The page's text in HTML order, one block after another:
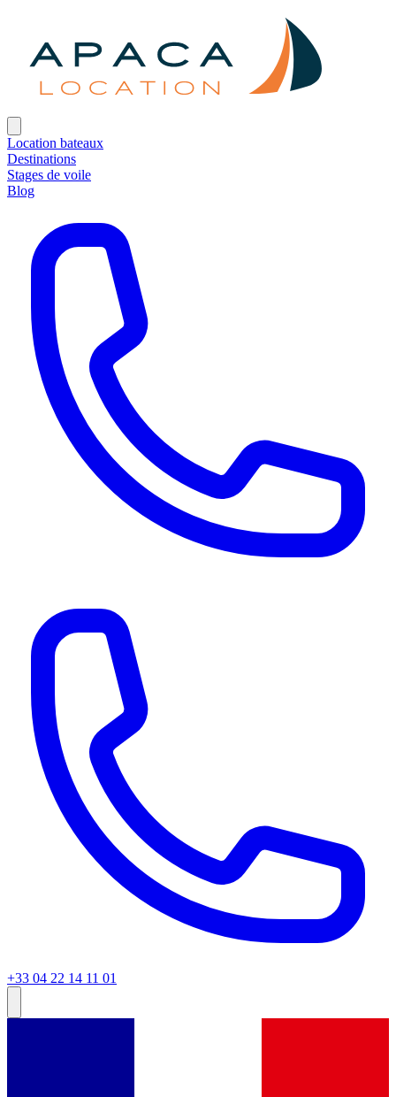
Location bateaux
Destinations
Stages de voile
Blog
+33 04 22 14 11 01